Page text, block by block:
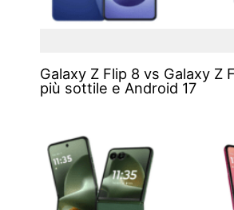
Galaxy Z Flip 8 vs Galaxy Z
più sottile e Android 17